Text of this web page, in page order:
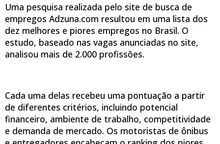
Uma pesquisa realizada pelo site de busca de
empregos Adzuna.com resultou em uma lista dos
dez melhores e piores empregos no Brasil. O
estudo, baseado nas vagas anunciadas no site,
analisou mais de 2.000 profissões.
Cada uma delas recebeu uma pontuação a partir
de diferentes critérios, incluindo potencial
financeiro, ambiente de trabalho, competitividade
e demanda de mercado. Os motoristas de ônibus